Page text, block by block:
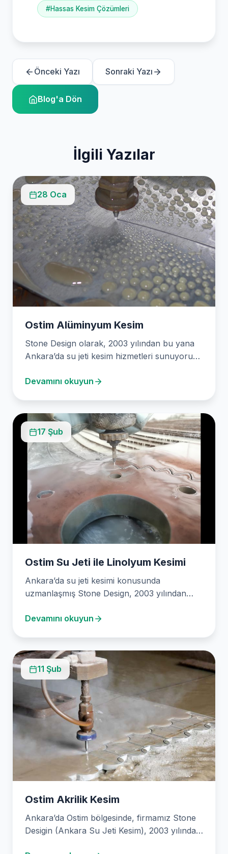
#Hassas Kesim Çözümleri
Önceki Yazı Sonraki Yazı
Blog'a Dön
İlgili Yazılar
28 Oca
Ostim Alüminyum Kesim
Stone Design olarak, 2003 yılından bu yana
Ankara’da su jeti kesim hizmetleri sunuyoruz.
Devamını okuyun
17 Şub
Ostim Su Jeti ile Linolyum Kesimi
Ankara’da su jeti kesimi konusunda
uzmanlaşmış Stone Design, 2003 yılından
Devamını okuyun
11 Şub
Ostim Akrilik Kesim
Ankara’da Ostim bölgesinde, firmamız Stone
Desigin (Ankara Su Jeti Kesim), 2003 yılından